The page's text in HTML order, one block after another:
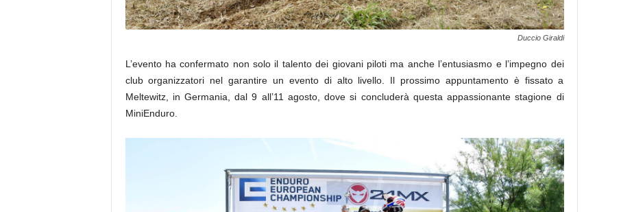
Duccio Giraldi
L’evento ha confermato non solo il talento dei giovani piloti ma anche l’entusiasmo e l’impegno dei
club organizzatori nel garantire un evento di alto livello. Il prossimo appuntamento è fissato a
Meltewitz, in Germania, dal 9 all’11 agosto, dove si concluderà questa appassionante stagione di
MiniEnduro.